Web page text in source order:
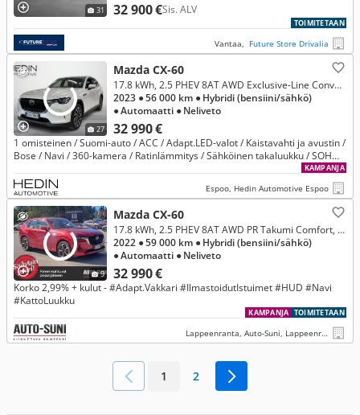
31 32 900 €Sis. ALV
TOIMITETAAN
Vantaa, Future Store Drivalia
27
Mazda CX-60
32 990 €
17.8 kWh, 2.5 PHEV 8AT AWD Exclusive-Line Convenience & Sound, Driver Assistance *** Rahoitustarjous 3.99% (+kulut)
2023 ● 56 000 km ● Hybridi (bensiini/sähkö)
● Automaatti ● Neliveto
1 omisteinen / Suomi-auto / ACC / Adapt.LED-valot / Kaistavahti ja avustin /
Bose / Navi / 360-kamera / Ratinlämmitys / Sähköinen takaluukku / SOH
KAMPANJA
Espoo, Hedin Automotive Espoo
9
Mazda CX-60
32 990 €
17.8 kWh, 2.5 PHEV 8AT AWD PR Takumi Comfort, Driver Assistance
2022 ● 59 000 km ● Hybridi (bensiini/sähkö)
● Automaatti ● Neliveto
Korko 2,99% + kulut - #Adapt.Vakkari #IlmastoidutIstuimet #HUD #Navi
#KattoLuukku
TOIMITETAAN
KAMPANJA
Lappeenranta, Auto-Suni, Lappeenranta
1 2